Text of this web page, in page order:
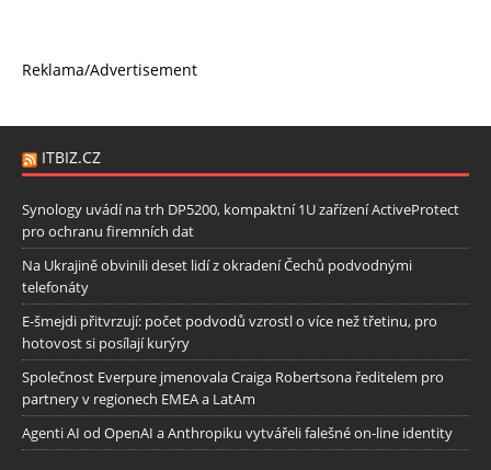
Reklama/Advertisement
ITBIZ.CZ
Synology uvádí na trh DP5200, kompaktní 1U zařízení ActiveProtect
pro ochranu firemních dat
Na Ukrajině obvinili deset lidí z okradení Čechů podvodnými
telefonáty
E-šmejdi přitvrzují: počet podvodů vzrostl o více než třetinu, pro
hotovost si posílají kurýry
Společnost Everpure jmenovala Craiga Robertsona ředitelem pro
partnery v regionech EMEA a LatAm
Agenti AI od OpenAI a Anthropiku vytvářeli falešné on-line identity